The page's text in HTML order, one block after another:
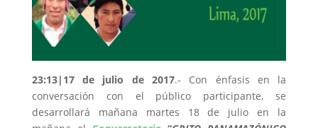
23:13|17 de julio de 2017.- Con énfasis en la
conversación con el público participante, se
desarrollará mañana martes 18 de julio en la